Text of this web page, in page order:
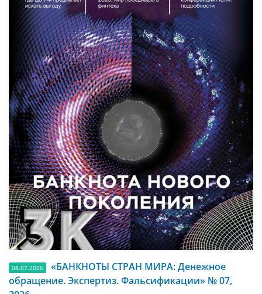
08.07.2026
«БАНКНОТЫ СТРАН МИРА: Денежное
обращение. Экспертиз. Фальсификации» № 07,